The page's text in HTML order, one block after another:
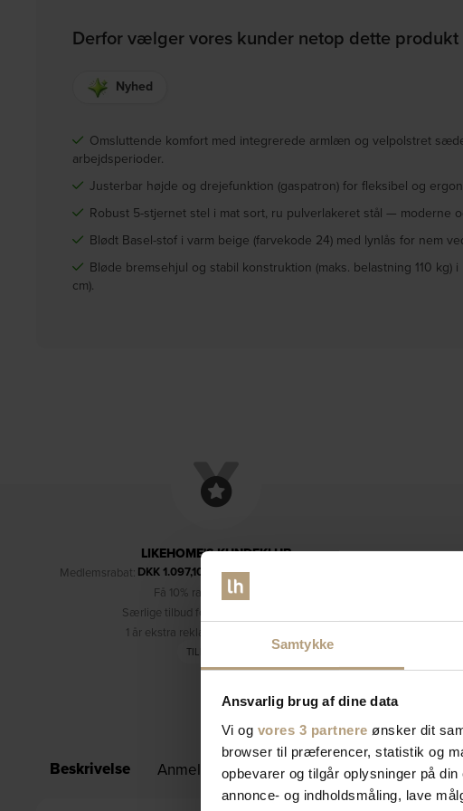
Samtykke
Ansvarlig brug af dine data
Vi og vores 3 partnere ønsker dit
browser til præferencer, statistik og
opbevarer og tilgår oplysninger på
annonce- og indholdsmåling, lave
Derfor vælger vores kunder netop dette produkt
Nyhed
Omsluttende komfort med integrerede armlæn og velpolstret
arbejdsperioder.
Justerbar højde og drejefunktion (gaspatron) for fleksibel og
Robust 5-stjernet stel i mat sort, ru pulverlakeret stål — moderne
Blødt Basel-stof i varm beige (farvekode 24) med lynlås for nem
Bløde bremsehjul og stabil konstruktion (maks. belastning 110 kg)
cm).
LIKEHOME'S KUNDEKLUB
Medlemsrabat: DKK1.097,10
– kun for medlemmer (læs mere)
Få 10% rabat på dine køb
Særlige tilbud forbeholdt medlemmer
1 år ekstra reklamationsret (3 år i alt)
TILMELD DIG
Beskrivelse Anmeldelser (0) Specifikationer